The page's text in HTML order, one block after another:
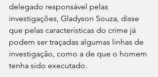
delegado responsável pelas
investigações, Gladyson Souza, disse
que pelas características do crime já
podem ser traçadas algumas linhas de
investigação, como a de que o homem
tenha sido executado.